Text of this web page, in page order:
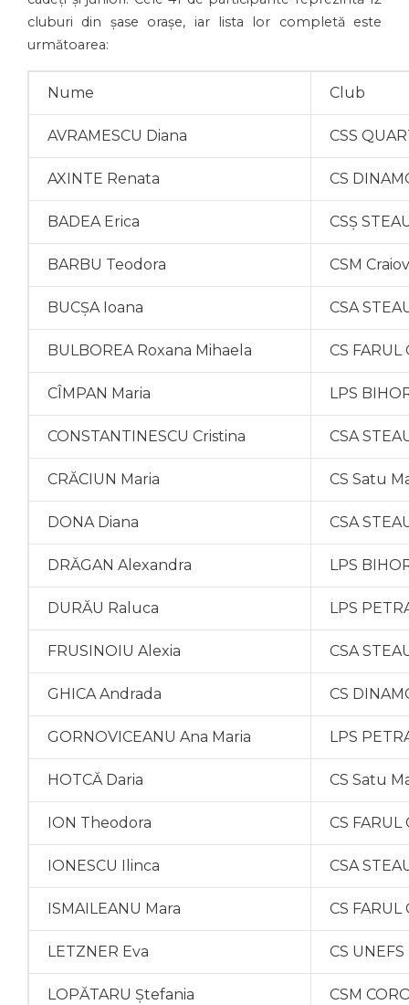
cluburi din șase orașe, iar lista lor completă este
următoarea:
Nume Club
AVRAMESCU Diana CSS
AXINTE Renata CS
BADEA Erica CSȘ
BARBU Teodora CSM
BUCȘA Ioana CSA
BULBOREA Roxana Mihaela CS
CÎMPAN Maria LPS
CONSTANTINESCU Cristina CSA
CRĂCIUN Maria CS Satu
DONA Diana CSA
DRĂGAN Alexandra LPS
DURĂU Raluca LPS
FRUSINOIU Alexia CSA
GHICA Andrada CS
GORNOVICEANU Ana Maria LPS
HOTCĂ Daria CS Satu
ION Theodora CS
IONESCU Ilinca CSA
ISMAILEANU Mara CS
LETZNER Eva CS
LOPĂTARU Ștefania CSM